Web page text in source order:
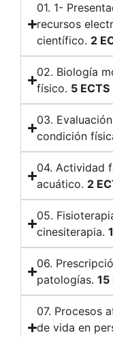
01. 1-
recursos
científico. 2
02. Biología
físico. 5 ECTS
03.
condición
04. Actividad
acuático. 2
05.
cinesiterapia.
06.
patologías.15
07. Procesos
de vida en